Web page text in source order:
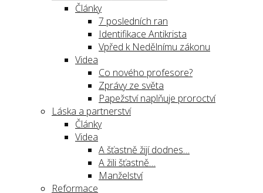
Články
7 posledních ran
Identifikace Antikrista
Vpřed k Nedělnímu zákonu
Videa
Co nového profesore?
Zprávy ze světa
Papežství naplňuje proroctví
Láska a partnerství
Články
Videa
A šťastně žijí dodnes…
A žili šťastně…
Manželství
Reformace